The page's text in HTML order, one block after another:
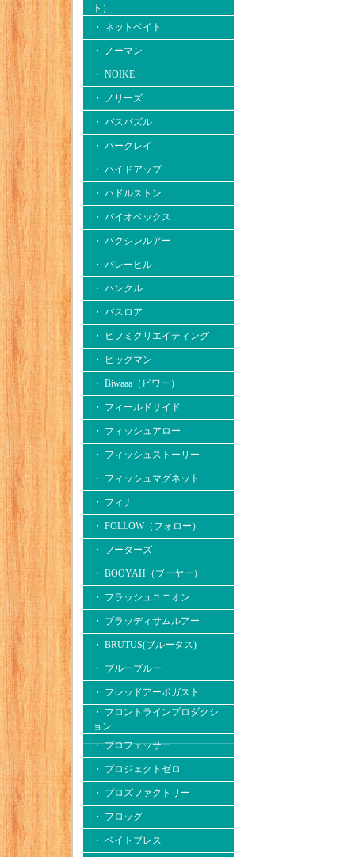
ト）
・ ネットベイト
・ ノーマン
・ NOIKE
・ ノリーズ
・ バスパズル
・ バークレイ
・ ハイドアップ
・ ハドルストン
・ バイオベックス
・ バクシンルアー
・ バレーヒル
・ ハンクル
・ バスロア
・ ヒフミクリエイティング
・ ビッグマン
・ Biwaaa（ビワー）
・ フィールドサイド
・ フィッシュアロー
・ フィッシュストーリー
・ フィッシュマグネット
・ フィナ
・ FOLLOW（フォロー）
・ フーターズ
・ BOOYAH（ブーヤー）
・ フラッシュユニオン
・ ブラッディサムルアー
・ BRUTUS(ブルータス)
・ ブルーブルー
・ フレッドアーボガスト
・ フロントラインプロダクシ
ョン
・ プロフェッサー
・ プロジェクトゼロ
・ プロズファクトリー
・ フロッグ
・ ベイトブレス